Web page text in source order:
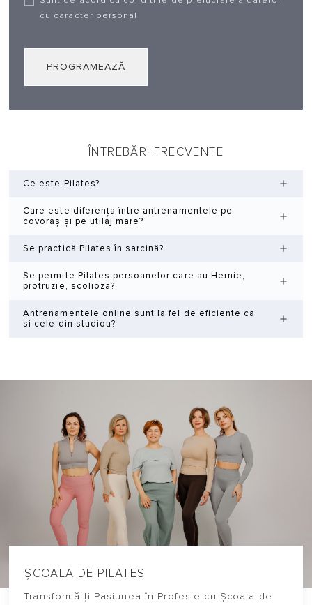
cu caracter personal
PROGRAMEAZĂ
ÎNTREBĂRI FRECVENTE
Ce este Pilates?
Care este diferența între antrenamentele pe
covoraș și pe utilaj mare?
Se practică Pilates în sarcină?
Se permite Pilates persoanelor care au Hernie,
protruzie, scolioza?
Antrenamentele online sunt la fel de eficiente ca
si cele din studiou?
ȘCOALA DE PILATES
Transformă-ți Pasiunea în Profesie cu Școala de